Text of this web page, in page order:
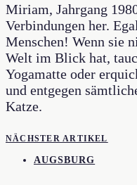
Miriam, Jahrgang
Verbindungen her.
Menschen! Wenn sie
Welt im Blick hat,
Yogamatte oder
und entgegen
Katze.
NÄCHSTER ARTIKEL
AUGSBURG